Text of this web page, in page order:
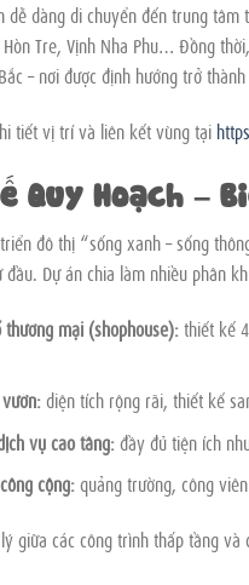
dễ dàng di chuyển đến trung
Hòn Tre, Vịnh Nha Phu… Đồng thời,
– nơi được định hướng trở
tiết vị trí và liên kết vùng tại
Quy Hoạch –
đô thị “sống xanh – sống
Dự án chia làm nhiều phân
thương mại (shophouse):thiết kế
diện tích rộng rãi, thiết kế
vụ cao tầng:đầy đủ tiện ích
cộng:quảng trường, công
giữa các công trình thấp tầng